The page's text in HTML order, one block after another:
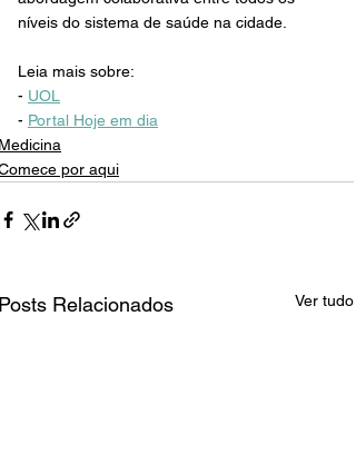
níveis do sistema de saúde na cidade.
Leia mais sobre:
- UOL
- Portal Hoje em dia
por aqui
Relacionados Ver tudo